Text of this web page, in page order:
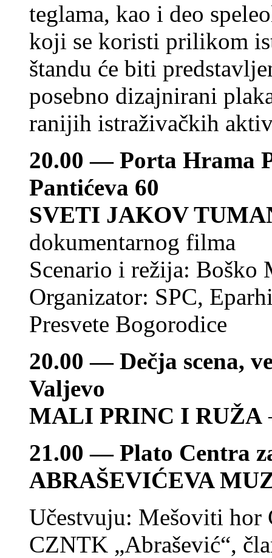
teglama, kao i deo
koji se koristi prilikom
štandu će biti
posebno dizajnirani
ranijih istraživačkih
20.00 — Porta Hrama
Pantićeva 60
SVETI JAKOV
dokumentarnog filma
Scenario i režija: Boško
Organizator: SPC,
Presvete Bogorodice
20.00 — Dečja scena,
Valjevo
MALI PRINC I RUŽA
21.00 — Plato Centra
ABRAŠEVIĆEVA
Učestvuju: Mešoviti hor
CZNТK „Abrašević“,